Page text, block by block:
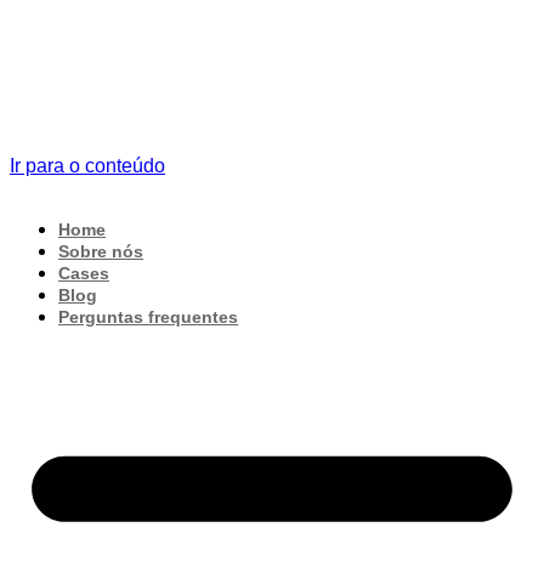
Ir para o conteúdo
Home
Sobre nós
Cases
Blog
Perguntas frequentes